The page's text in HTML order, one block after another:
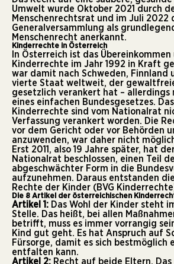
Umwelt wurde Oktober 2021 durch
Menschenrechtsrat und im Juli 2022
Generalversammlung als
Menschenrecht anerkannt.
Kinderrechte in Österreich
In Österreich ist das Übereinkommen
Kinderrechte im Jahr 1992 in Kraft
war damit nach Schweden, Finnland
vierte Staat weltweit, der
gesetzlich verankert hat – allerdings
eines einfachen Bundesgesetzes.
Kinderrechte sind vom Nationalrat
Verfassung verankert worden. Die
vor dem Gericht oder vor Behörden
anzuwenden, war daher nicht
Erst 2011, also 19 Jahre später, hat
Nationalrat beschlossen, einen Teil
abgeschwächter Form in die
aufzunehmen. Daraus entstanden
Rechte der Kinder (BVG
Die 8 Artikel der österreichischen
Artikel 1: Das Wohl der Kinder steht
Stelle. Das heißt, bei allen
betrifft, muss es immer vorrangig
Kind gut geht. Es hat Anspruch auf
Fürsorge, damit es sich bestmöglich
entfalten kann.
Artikel 2: Recht auf beide Eltern.